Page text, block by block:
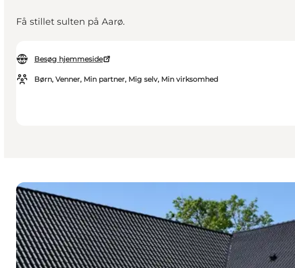
Få stillet sulten på Aarø.
Besøg hjemmeside
Børn, Venner, Min partner, Mig selv, Min virksomhed